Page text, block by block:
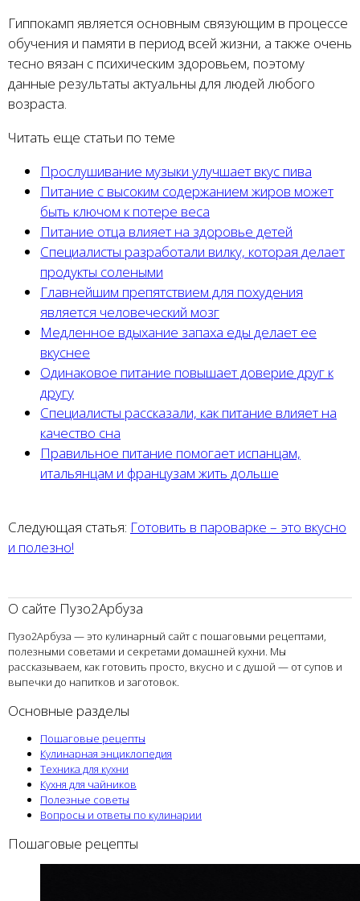
Гиппокамп является основным связующим в процессе
обучения и памяти в период всей жизни, а также очень
тесно вязан с психическим здоровьем, поэтому
данные результаты актуальны для людей любого
возраста.
Читать еще статьи по теме
Прослушивание музыки улучшает вкус пива
Питание с высоким содержанием жиров может
быть ключом к потере веса
Питание отца влияет на здоровье детей
Специалисты разработали вилку, которая делает
продукты солеными
Главнейшим препятствием для похудения
является человеческий мозг
Медленное вдыхание запаха еды делает ее
вкуснее
Одинаковое питание повышает доверие друг к
другу
Специалисты рассказали, как питание влияет на
качество сна
Правильное питание помогает испанцам,
итальянцам и французам жить дольше
Следующая статья: Готовить в пароварке – это вкусно
и полезно!
О сайте Пузо2Арбуза
Пузо2Арбуза — это кулинарный сайт с пошаговыми рецептами,
полезными советами и секретами домашней кухни. Мы
рассказываем, как готовить просто, вкусно и с душой — от супов и
выпечки до напитков и заготовок.
Основные разделы
Пошаговые рецепты
Кулинарная энциклопедия
Техника для кухни
Кухня для чайников
Полезные советы
Вопросы и ответы по кулинарии
Пошаговые рецепты